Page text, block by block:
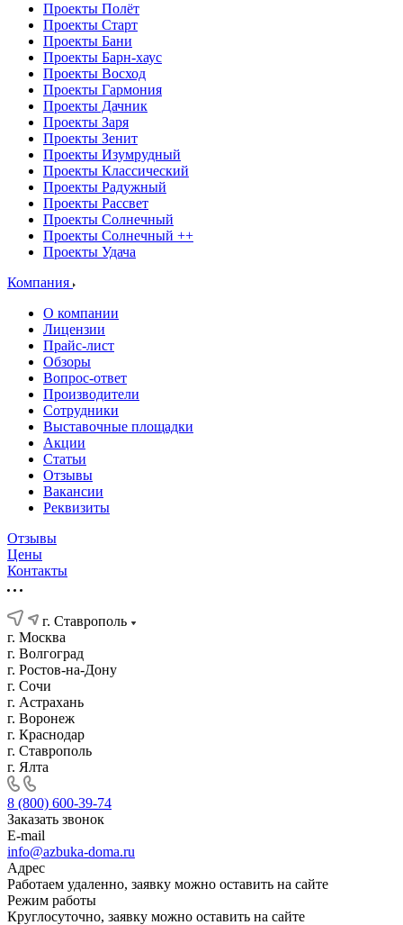
Проекты Полёт
Проекты Старт
Проекты Бани
Проекты Барн-хаус
Проекты Восход
Проекты Гармония
Проекты Дачник
Проекты Заря
Проекты Зенит
Проекты Изумрудный
Проекты Классический
Проекты Радужный
Проекты Рассвет
Проекты Солнечный
Проекты Солнечный ++
Проекты Удача
Компания
О компании
Лицензии
Прайс-лист
Обзоры
Вопрос-ответ
Производители
Сотрудники
Выставочные площадки
Акции
Статьи
Отзывы
Вакансии
Реквизиты
Отзывы
Цены
Контакты
г. Ставрополь
г. Москва
г. Волгоград
г. Ростов-на-Дону
г. Сочи
г. Астрахань
г. Воронеж
г. Краснодар
г. Ставрополь
г. Ялта
8 (800) 600-39-74
Заказать звонок
E-mail
info@azbuka-doma.ru
Адрес
Работаем удаленно, заявку можно оставить на сайте
Режим работы
Круглосуточно, заявку можно оставить на сайте